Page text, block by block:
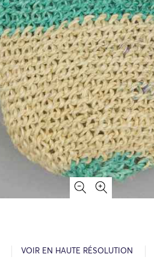
VOIR EN HAUTE RÉSOLUTION